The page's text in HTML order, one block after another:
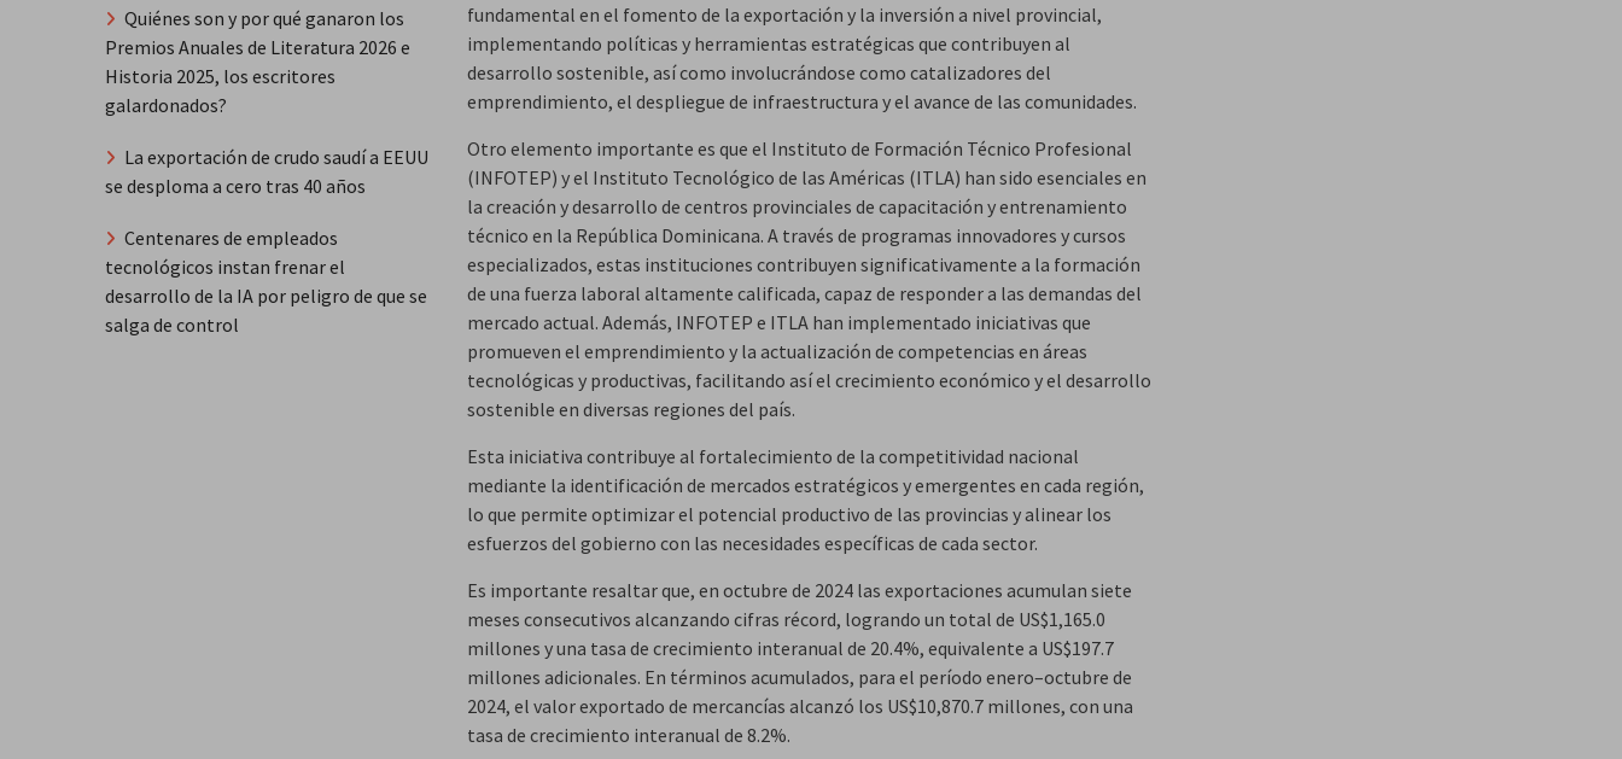
fundamental en el fomento de la exportación y la inversión a nivel provincial,
implementando políticas y herramientas estratégicas que contribuyen al
desarrollo sostenible, así como involucrándose como catalizadores del
emprendimiento, el despliegue de infraestructura y el avance de las comunidades.
Otro elemento importante es que el Instituto de Formación Técnico Profesional
(INFOTEP) y el Instituto Tecnológico de las Américas (ITLA) han sido esenciales en
la creación y desarrollo de centros provinciales de capacitación y entrenamiento
técnico en la República Dominicana. A través de programas innovadores y cursos
especializados, estas instituciones contribuyen significativamente a la formación
de una fuerza laboral altamente calificada, capaz de responder a las demandas del
mercado actual. Además, INFOTEP e ITLA han implementado iniciativas que
promueven el emprendimiento y la actualización de competencias en áreas
tecnológicas y productivas, facilitando así el crecimiento económico y el desarrollo
sostenible en diversas regiones del país.
Esta iniciativa contribuye al fortalecimiento de la competitividad nacional
mediante la identificación de mercados estratégicos y emergentes en cada región,
lo que permite optimizar el potencial productivo de las provincias y alinear los
esfuerzos del gobierno con las necesidades específicas de cada sector.
Es importante resaltar que, en octubre de 2024 las exportaciones acumulan siete
meses consecutivos alcanzando cifras récord, logrando un total de US$1,165.0
millones y una tasa de crecimiento interanual de 20.4%, equivalente a US$197.7
millones adicionales. En términos acumulados, para el período enero–octubre de
2024, el valor exportado de mercancías alcanzó los US$10,870.7 millones, con una
tasa de crecimiento interanual de 8.2%.
Quiénes son y por qué ganaron los
Premios Anuales de Literatura 2026 e
Historia 2025, los escritores
galardonados?
La exportación de crudo saudí a EEUU
se desploma a cero tras 40 años
Centenares de empleados
tecnológicos instan frenar el
desarrollo de la IA por peligro de que se
salga de control